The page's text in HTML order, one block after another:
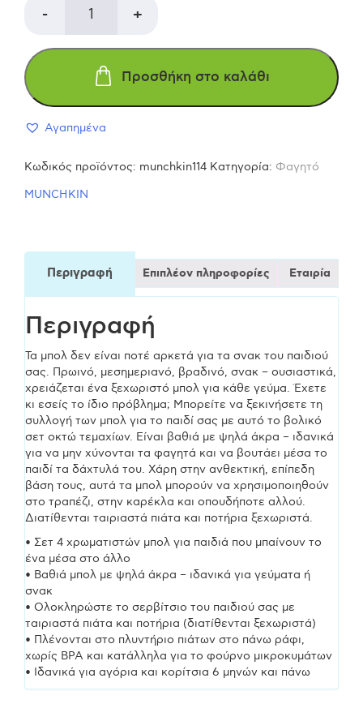
- MUNCHKIN
ΠΟΛΥΧΡΩΜΑ
(ΣΕΤ
4
ποσότητα
+
Προσθήκη στο καλάθι
Αγαπημένα
Κωδικός προϊόντος: munchkin114 Κατηγορία: Φαγητό
MUNCHKIN
Περιγραφή Επιπλέον πληροφορίες Εταιρία
Περιγραφή
Τα μπολ δεν είναι ποτέ αρκετά για τα σνακ του παιδιού
σας. Πρωινό, μεσημεριανό, βραδινό, σνακ – ουσιαστικά,
χρειάζεται ένα ξεχωριστό μπολ για κάθε γεύμα. Έχετε
κι εσείς το ίδιο πρόβλημα; Μπορείτε να ξεκινήσετε τη
συλλογή των μπολ για το παιδί σας με αυτό το βολικό
σετ οκτώ τεμαχίων. Είναι βαθιά με ψηλά άκρα – ιδανικά
για να μην χύνονται τα φαγητά και να βουτάει μέσα το
παιδί τα δάχτυλά του. Χάρη στην ανθεκτική, επίπεδη
βάση τους, αυτά τα μπολ μπορούν να χρησιμοποιηθούν
στο τραπέζι, στην καρέκλα και οπουδήποτε αλλού.
Διατίθενται ταιριαστά πιάτα και ποτήρια ξεχωριστά.
• Σετ 4 χρωματιστών μπολ για παιδιά που μπαίνουν το
ένα μέσα στο άλλο
• Βαθιά μπολ με ψηλά άκρα – ιδανικά για γεύματα ή
σνακ
• Ολοκληρώστε το σερβίτσιο του παιδιού σας με
ταιριαστά πιάτα και ποτήρια (διατίθενται ξεχωριστά)
• Πλένονται στο πλυντήριο πιάτων στο πάνω ράφι,
χωρίς BPA και κατάλληλα για το φούρνο μικροκυμάτων
• Ιδανικά για αγόρια και κορίτσια 6 μηνών και πάνω